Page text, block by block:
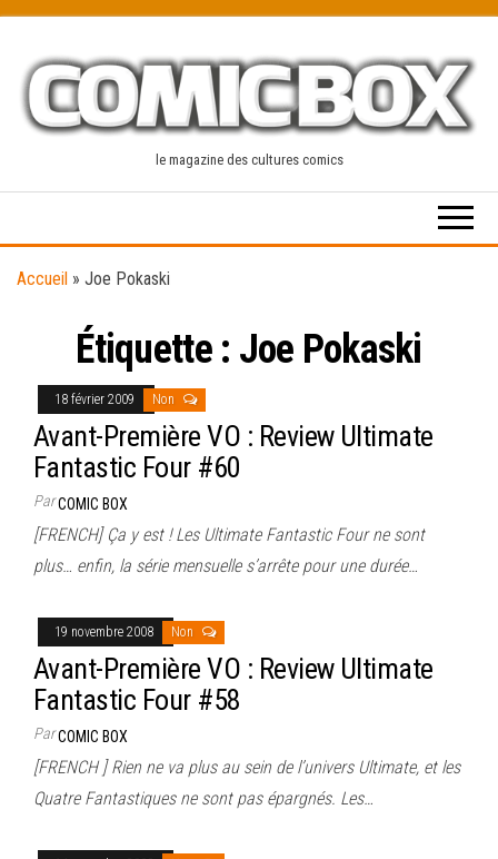
content
le magazine des cultures comics
Accueil » Joe Pokaski
Étiquette : Joe Pokaski
18 février 2009 Non
Avant-Première VO : Review Ultimate
Fantastic Four #60
ParCOMIC BOX
[FRENCH] Ça y est ! Les Ultimate Fantastic Four ne sont
plus… enfin, la série mensuelle s’arrête pour une durée…
19 novembre 2008 Non
Avant-Première VO : Review Ultimate
Fantastic Four #58
ParCOMIC BOX
[FRENCH ] Rien ne va plus au sein de l’univers Ultimate, et les
Quatre Fantastiques ne sont pas épargnés. Les…